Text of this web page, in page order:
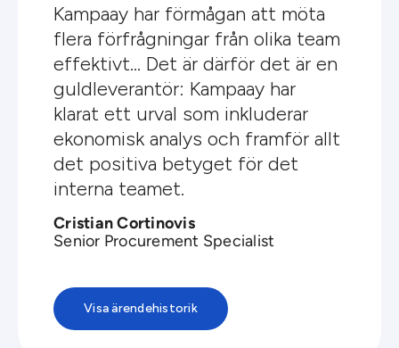
Kampaay har förmågan att möta
flera förfrågningar från olika team
effektivt... Det är därför det är en
guldleverantör: Kampaay har
klarat ett urval som inkluderar
ekonomisk analys och framför allt
det positiva betyget för det
interna teamet.
Cristian Cortinovis
Senior Procurement Specialist
Visa ärendehistorik